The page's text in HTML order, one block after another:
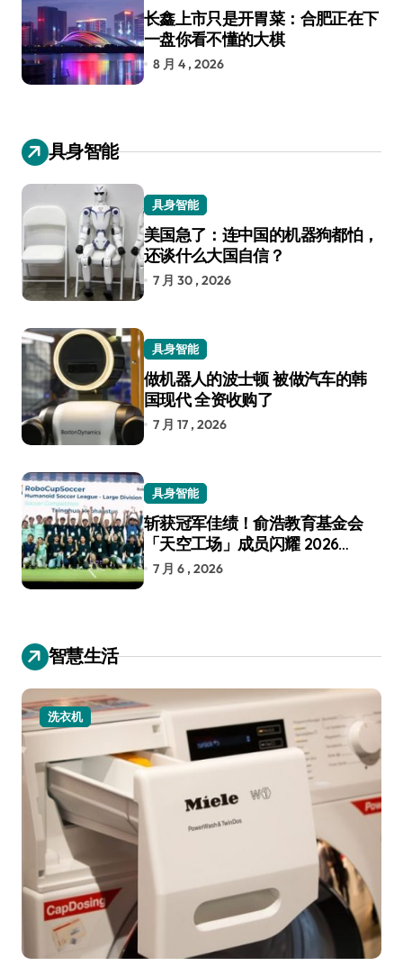
长鑫上市只是开胃菜：合肥正在下
一盘你看不懂的大棋
8 月 4 , 2026
具身智能
具身智能
美国急了：连中国的机器狗都怕，
还谈什么大国自信？
7 月 30 , 2026
具身智能
做机器人的波士顿 被做汽车的韩
国现代 全资收购了
7 月 17 , 2026
具身智能
斩获冠军佳绩！俞浩教育基金会
「天空工场」成员闪耀 2026
RoboCup 机器人世界杯
7 月 6 , 2026
智慧生活
洗衣机